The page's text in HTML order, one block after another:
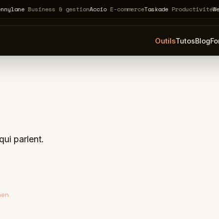
Business & gestionAccioE-commerceTaskadeProductivitéWebflow
OutilsTutosBlog
parlent.